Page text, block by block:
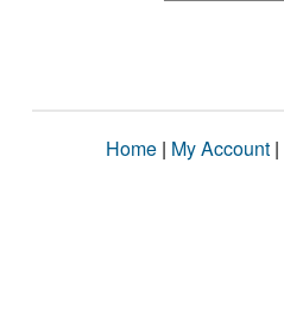
Home | My Account |